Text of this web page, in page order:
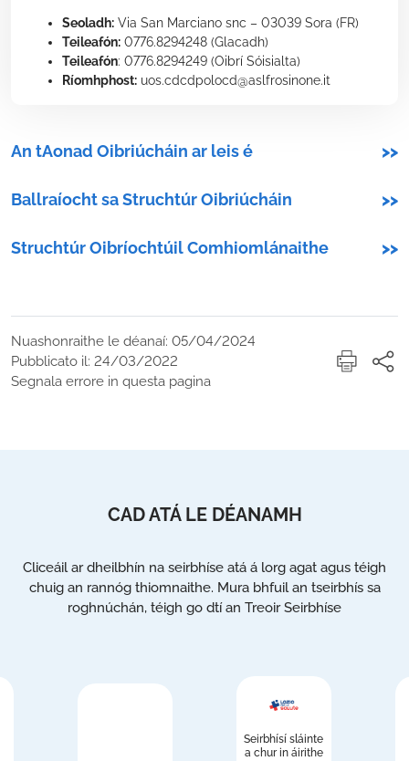
Seoladh: Via San Marciano snc – 03039 Sora (FR)
Teileafón: 0776.8294248 (Glacadh)
Teileafón: 0776.8294249 (Oibrí Sóisialta)
Ríomhphost: uos.cdcdpolocd@aslfrosinone.it
An tAonad Oibriúcháin ar leis é >>
Ballraíocht sa Struchtúr Oibriúcháin >>
Struchtúr Oibríochtúil Comhiomlánaithe >>
Nuashonraithe le déanaí: 05/04/2024
Pubblicato il: 24/03/2022
Segnala errore in questa pagina
CAD ATÁ LE DÉANAMH
Cliceáil ar dheilbhín na seirbhíse atá á lorg agat agus téigh
chuig an rannóg thiomnaithe. Mura bhfuil an tseirbhís sa
roghnúchán, téigh go dtí an Treoir Seirbhíse
Seirbhísí sláinte
a chur in áirithe